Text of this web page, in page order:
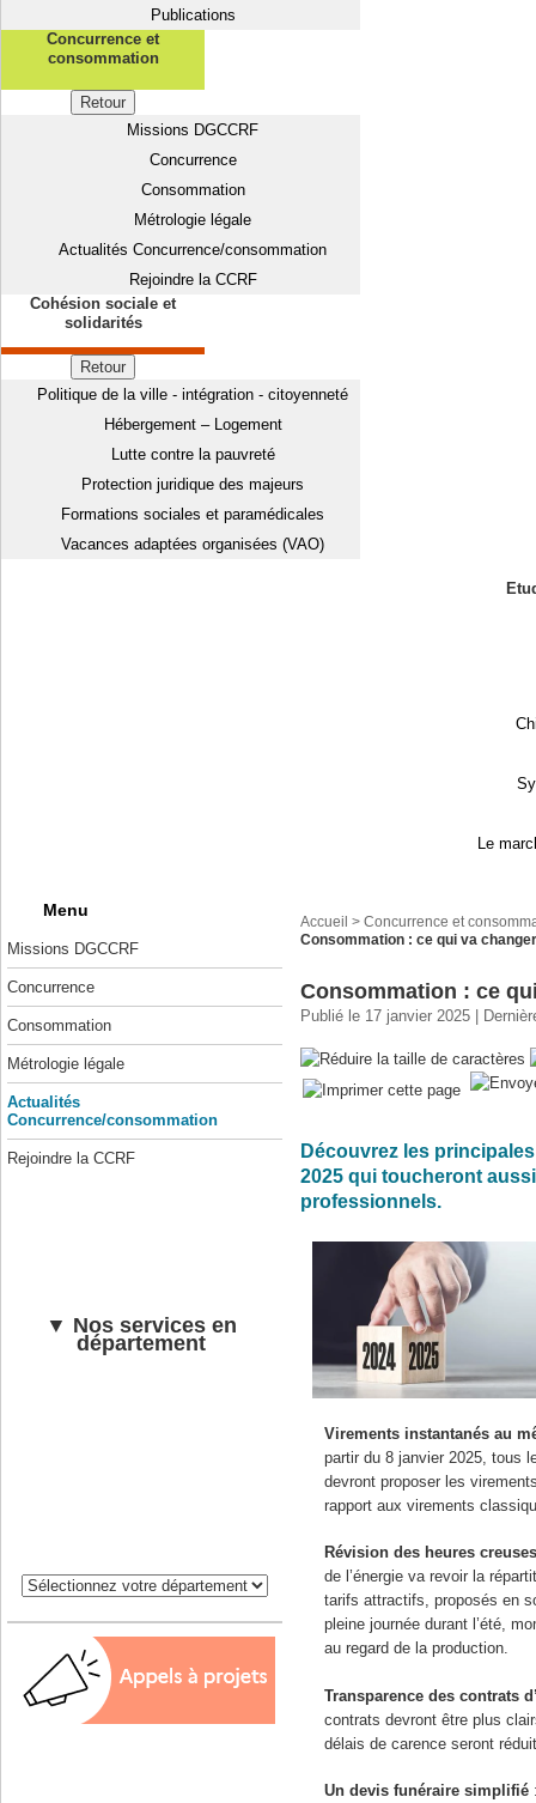
Publications
Concurrence et
consommation
Retour
Missions DGCCRF
Concurrence
Consommation
Métrologie légale
Actualités Concurrence/consommation
Rejoindre la CCRF
Cohésion sociale et
solidarités
Retour
Politique de la ville - intégration - citoyenneté
Hébergement – Logement
Lutte contre la pauvreté
Protection juridique des majeurs
Formations sociales et paramédicales
Vacances adaptées organisées (VAO)
Le
Menu
Missions DGCCRF
Concurrence
Consommation
Métrologie légale
Actualités
Concurrence/consommation
Rejoindre la CCRF
▼ Nos services en
département
Accueil > Concurrence et
Consommation : ce qui va
Consommation : ce
Publié le 17 janvier 2025 |
Découvrez les
2025 qui toucheront
professionnels.
Virements instantanés au
partir du 8 janvier 2025, tous
devront proposer les
rapport aux virements
Révision des heures
de l’énergie va revoir la
tarifs attractifs, proposés en
pleine journée durant l’été,
au regard de la production.
Transparence des contrats
contrats devront être plus
délais de carence seront
Un devis funéraire simplifié: